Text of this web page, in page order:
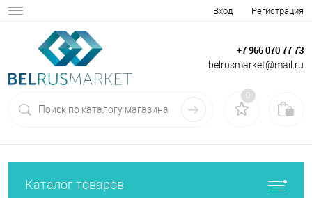
Вход Регистрация
+7 966 070 77 73
belrusmarket@mail.ru
0
Каталог товаров